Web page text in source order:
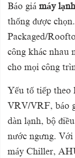
Báo giá máy
thống được
Packaged/
công khác nhau
cho mọi công
Yếu tố tiếp theo
VRV/VRF, báo
dàn lạnh, bộ
nước ngưng.
máy Chiller,